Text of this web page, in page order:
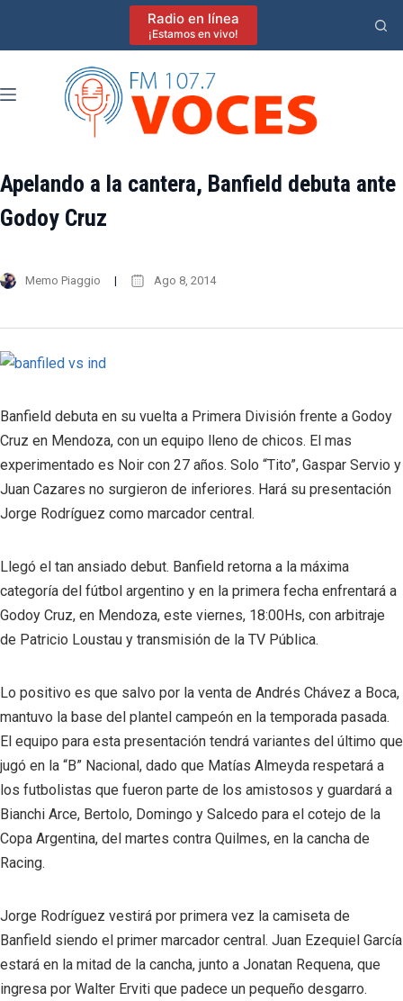
Radio en línea
¡Estamos en vivo!
Apelando a la cantera, Banfield debuta ante
Godoy Cruz
Memo Piaggio Ago 8, 2014
Banfield debuta en su vuelta a Primera División frente a Godoy
Cruz en Mendoza, con un equipo lleno de chicos. El mas
experimentado es Noir con 27 años. Solo “Tito”, Gaspar Servio y
Juan Cazares no surgieron de inferiores. Hará su presentación
Jorge Rodríguez como marcador central.
Llegó el tan ansiado debut. Banfield retorna a la máxima
categoría del fútbol argentino y en la primera fecha enfrentará a
Godoy Cruz, en Mendoza, este viernes, 18:00Hs, con arbitraje
de Patricio Loustau y transmisión de la TV Pública.
Lo positivo es que salvo por la venta de Andrés Chávez a Boca,
mantuvo la base del plantel campeón en la temporada pasada.
El equipo para esta presentación tendrá variantes del último que
jugó en la “B” Nacional, dado que Matías Almeyda respetará a
los futbolistas que fueron parte de los amistosos y guardará a
Bianchi Arce, Bertolo, Domingo y Salcedo para el cotejo de la
Copa Argentina, del martes contra Quilmes, en la cancha de
Racing.
Jorge Rodríguez vestirá por primera vez la camiseta de
Banfield siendo el primer marcador central. Juan Ezequiel García
estará en la mitad de la cancha, junto a Jonatan Requena, que
ingresa por Walter Erviti que padece un pequeño desgarro.